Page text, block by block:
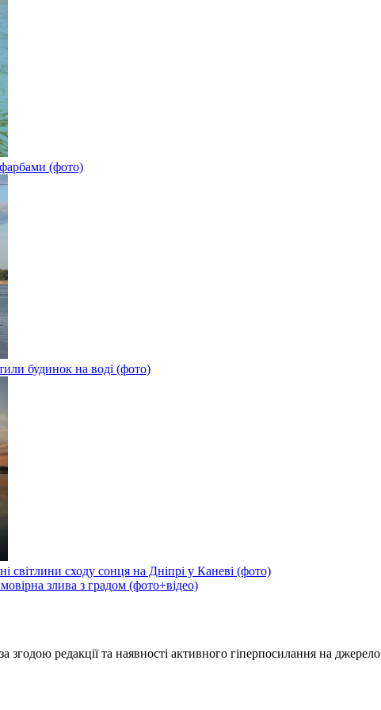
(фото)
будинок на воді (фото)
світлини сходу сонця на Дніпрі у Каневі (фото)
злива з градом (фото+відео)
згодою редакції та наявності активного гіперпосилання на джерело